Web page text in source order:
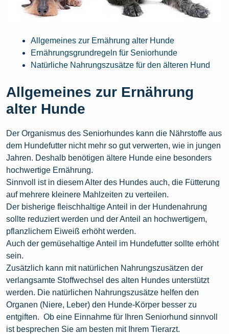
Allgemeines zur Ernährung alter Hunde
Ernährungsgrundregeln für Seniorhunde
Natürliche Nahrungszusätze für den älteren Hund
Allgemeines zur Ernährung
alter Hunde
Der Organismus des Seniorhundes kann die Nährstoffe aus
dem Hundefutter nicht mehr so gut verwerten, wie in jungen
Jahren. Deshalb benötigen ältere Hunde eine besonders
hochwertige Ernährung.
Sinnvoll ist in diesem Alter des Hundes auch, die Fütterung
auf mehrere kleinere Mahlzeiten zu verteilen.
Der bisherige fleischhaltige Anteil in der Hundenahrung
sollte reduziert werden und der Anteil an hochwertigem,
pflanzlichem Eiweiß erhöht werden.
Auch der gemüsehaltige Anteil im Hundefutter sollte erhöht
sein.
Zusätzlich kann mit natürlichen Nahrungszusätzen der
verlangsamte Stoffwechsel des alten Hundes unterstützt
werden. Die natürlichen Nahrungszusätze helfen den
Organen (Niere, Leber) den Hunde-Körper besser zu
entgiften. Ob eine Einnahme für Ihren Seniorhund sinnvoll
ist besprechen Sie am besten mit Ihrem Tierarzt.